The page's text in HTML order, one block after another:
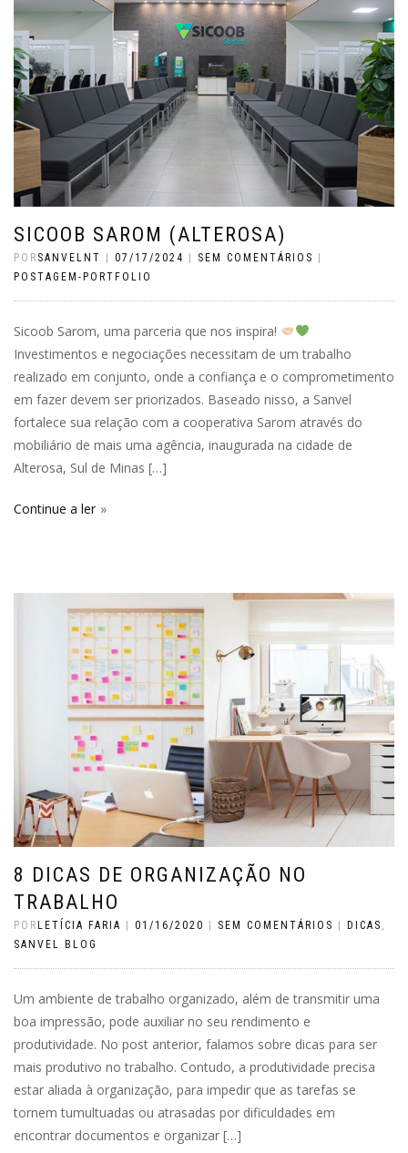
SICOOB SAROM (ALTEROSA)
POR SANVELNT 07/17/2024 SEM COMENTÁRIOS
POSTAGEM-PORTFOLIO
Sicoob Sarom, uma parceria que nos inspira!
Investimentos e negociações necessitam de um trabalho
realizado em conjunto, onde a confiança e o comprometimento
em fazer devem ser priorizados. Baseado nisso, a Sanvel
fortalece sua relação com a cooperativa Sarom através do
mobiliário de mais uma agência, inaugurada na cidade de
Alterosa, Sul de Minas […]
Continue a ler
8 DICAS DE ORGANIZAÇÃO NO
TRABALHO
PORLETÍCIA FARIA | 01/16/2020 | SEM COMENTÁRIOS | DICAS
SANVEL BLOG
Um ambiente de trabalho organizado, além de transmitir uma
boa impressão, pode auxiliar no seu rendimento e
produtividade. No post anterior, falamos sobre dicas para ser
mais produtivo no trabalho. Contudo, a produtividade precisa
estar aliada à organização, para impedir que as tarefas se
tornem tumultuadas ou atrasadas por dificuldades em
encontrar documentos e organizar […]